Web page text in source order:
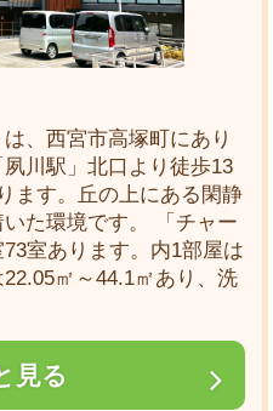
、西宮市高塚町にあり
川駅」北口より徒歩13
ます。丘の上にある閑静
た環境です。 「チャー
室あります。内1部屋は
㎡～44.1㎡あり、洗
見る